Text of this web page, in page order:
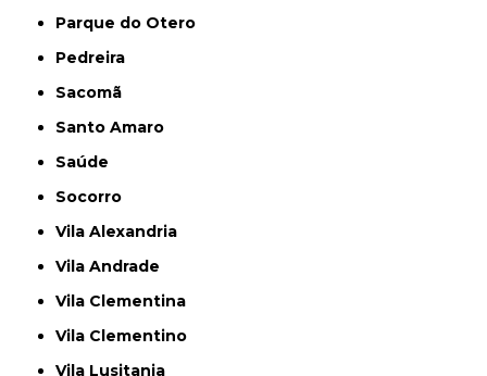
Parque do Otero
Pedreira
Sacomã
Santo Amaro
Saúde
Socorro
Vila Alexandria
Vila Andrade
Vila Clementina
Vila Clementino
Vila Lusitania